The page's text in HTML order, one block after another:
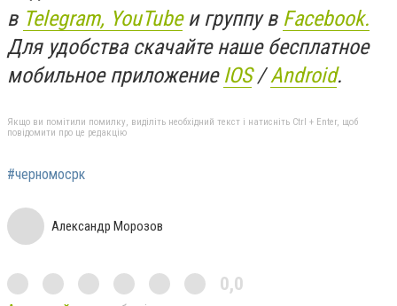
в Telegram, YouTubeи группу в Facebook.
Для удобства скачайте наше бесплатное
мобильное приложение IOS/Android.
Якщо ви помітили помилку, виділіть необхідний текст і натисніть Ctrl + Enter, щоб
повідомити про це редакцію
#черномосрк
Александр Морозов
0,0